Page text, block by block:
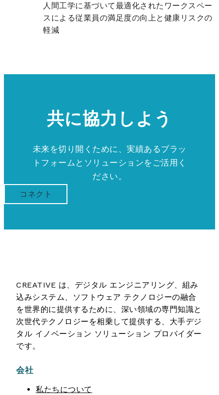
人間工学に基づいて最適化されたワークスペー
スによる従業員の満足度の向上と健康リスクの
軽減
共に協力しよう
未来を切り開くために、実績あるプラッ
トフォームとソリューションをご活用く
ださい。
コネクト
CREATIVE は、デジタル エンジニアリング、組み
込みシステム、ソフトウェア テクノロジーの融合
を世界的に提供するために、深い領域の専門知識と
次世代テクノロジーを相乗して提供する、大手デジ
タル イノベーション ソリューション プロバイダー
です。
会社
私たちについて